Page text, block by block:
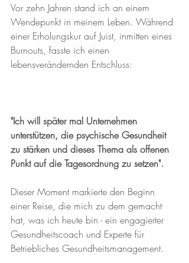
Vor zehn Jahren stand ich an einem
Wendepunkt in meinem Leben. Während
einer Erholungskur auf Juist, inmitten eines
Burnouts, fasste ich einen
lebensverändernden Entschluss:
"Ich will später mal Unternehmen
unterstützen, die psychische Gesundheit
zu stärken und dieses Thema als offenen
Punkt auf die Tagesordnung zu setzen".
Dieser Moment markierte den Beginn
einer Reise, die mich zu dem gemacht
hat, was ich heute bin - ein engagierter
Gesundheitscoach und Experte für
Betriebliches Gesundheitsmanagement.